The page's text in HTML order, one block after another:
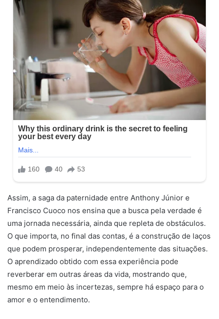
Assim, a saga da paternidade entre Anthony Júnior e
Francisco Cuoco nos ensina que a busca pela verdade é
uma jornada necessária, ainda que repleta de obstáculos.
O que importa, no final das contas, é a construção de laços
que podem prosperar, independentemente das situações.
O aprendizado obtido com essa experiência pode
reverberar em outras áreas da vida, mostrando que,
mesmo em meio às incertezas, sempre há espaço para o
amor e o entendimento.